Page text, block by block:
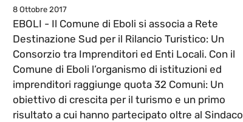
8 Ottobre 2017
EBOLI - Il Comune di Eboli si associa a Rete
Destinazione Sud per il Rilancio Turistico: Un
Consorzio tra Imprenditori ed Enti Locali. Con il
Comune di Eboli l’organismo di istituzioni ed
imprenditori raggiunge quota 32 Comuni: Un
obiettivo di crescita per il turismo e un primo
risultato a cui hanno partecipato oltre al Sindaco